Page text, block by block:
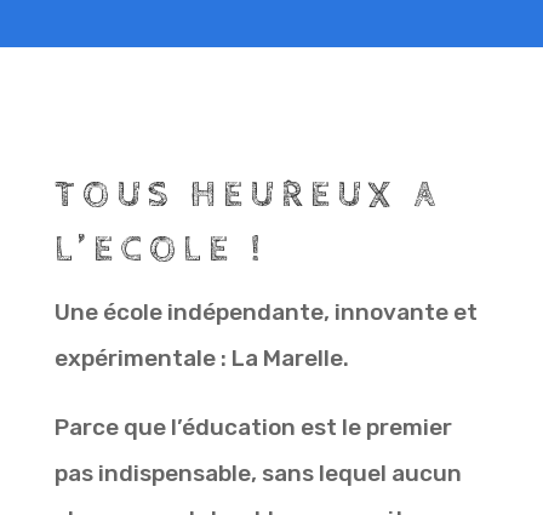
TOUS HEUREUX A
L’ECOLE !
Une école indépendante, innovante et
expérimentale : La Marelle.
Parce que l’éducation est le premier
pas indispensable, sans lequel aucun